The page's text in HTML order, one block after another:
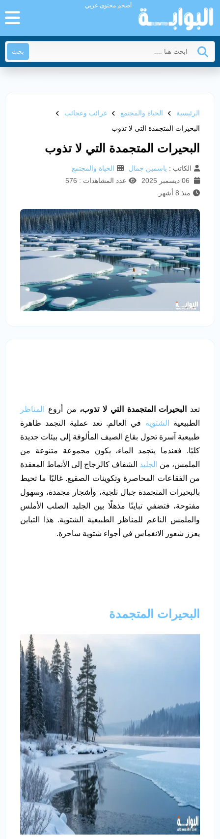
أضخم محتوى عربي
بحث
الرئيسية الحياة والمجتمع
غرائب وعجائب
البحيرات المتجمدة التي لا تذوب
البحيرات المتجمدة التي لا تذوب
الكاتب : ياسمين جمال
الحياة والمجتمع
عدد المشاهدات : 576
منذ 8 أشهر
تعد البحيرات المتجمدة التي لا تذوب، من أروع
المناظر
الطبيعية
الشتوية في العالم. تعد عملية التجمد ظاهرة
طبيعية آسرة تحول بقاع الصيف المألوفة إلى بيئات جديدة
كليًا. فعندما يتجمد الماء، يكون مجموعة متنوعة من
الملمس، من الجليد الشفاف كالزجاج إلى الأنماط المعقدة
من الفقاعات المحاصرة وتكوينات الصقيع. غالبًا ما تحيط
بالبحيرات المتجمدة جبال ثلجية، وأشجار مجمدة، وسهول
مفتوحة، فتضفي تباينًا مذهلًا بين الجليد الصلب الأملس
والملمس الناعم للمناظر الطبيعية الشتوية. هذا التباين
يعزز شعور الانغماس في أجواء شتوية ساحرة.
البحيرات المتجمدة